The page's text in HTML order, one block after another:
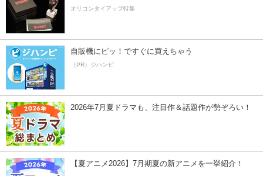
オリコンタイアップ特集
自販機にピッ！ですぐに買えちゃう
（PR）ジハンピ
2026年7月夏ドラマも、注目作＆話題作が勢ぞろい！
【夏アニメ2026】7月期夏の新アニメを一挙紹介！